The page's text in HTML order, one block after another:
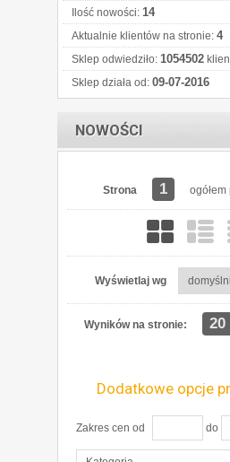
Ilość nowości: 14
Aktualnie klientów na stronie: 4
Sklep odwiedziło: 1054502
Sklep działa od: 09-07-2016
NOWOŚCI
Strona 1
Wyświetlaj wg
Wyników na stronie: 20
Dodatkowe opcje
Zakres cen od do